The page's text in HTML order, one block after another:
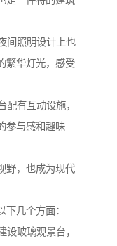
间照明设计上也
繁华灯光，感受
有互动设施，
参与感和趣味
野，也成为现代
几个方面：
玻璃观景台，